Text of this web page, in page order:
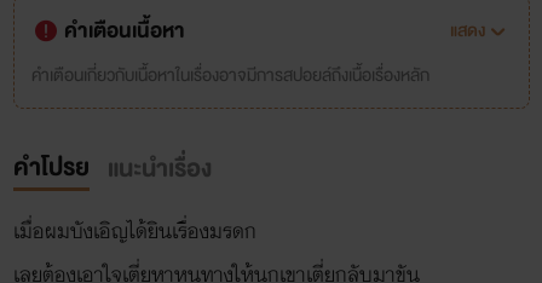
คำเตือนเนื้อหา
แสดง
คำเตือนเกี่ยวกับเนื้อหาในเรื่องอาจมีการสปอยล์ถึงเนื้อเรื่องหลัก
คำโปรย แนะนำเรื่อง
เมื่อผมบังเอิญได้ยินเรื่องมรดก
เลยต้องเอาใจเตี่ยหาหนทางให้นกเขาเตี่ยกลับมาขัน